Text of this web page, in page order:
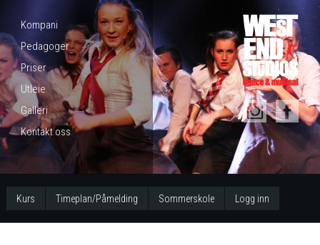
Kompani
Pedagoger
Priser
Utleie
Galleri
Kontakt oss
Kurs Timeplan/Påmelding Sommerskole Logg inn